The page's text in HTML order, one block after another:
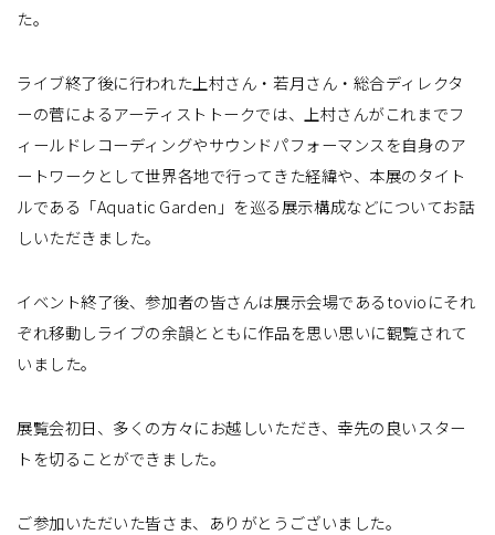
た。
ライブ終了後に行われた上村さん・若月さん・総合ディレクタ
ーの菅によるアーティストトークでは、上村さんがこれまでフ
ィールドレコーディングやサウンドパフォーマンスを自身のア
ートワークとして世界各地で行ってきた経緯や、本展のタイト
ルである「Aquatic Garden」を巡る展示構成などについてお話
しいただきました。
イベント終了後、参加者の皆さんは展示会場であるtovioにそれ
ぞれ移動しライブの余韻とともに作品を思い思いに観覧されて
いました。
展覧会初日、多くの方々にお越しいただき、幸先の良いスター
トを切ることができました。
ご参加いただいた皆さま、ありがとうございました。